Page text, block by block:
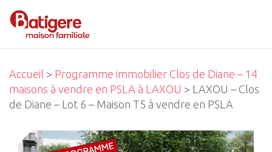
Accueil > Programme immobilier Clos de Diane – 14
maisons à vendre en PSLA à LAXOU > LAXOU – Clos
de Diane – Lot 6 – Maison T5 à vendre en PSLA